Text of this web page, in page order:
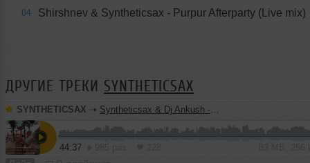
04 Shirshnev & Syntheticsax - Purpur Afterparty (Live mix)
ДРУГИЕ ТРЕКИ SYNTHETICSAX
SYNTHETICSAX ➝ Syntheticsax & Dj Ankush - Live saxophone mix from Bastian Riviera (GOA 2026)
44:37